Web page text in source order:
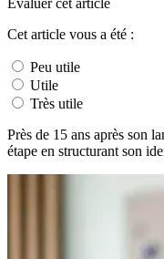
Cet article vous a été :
Peu utile
Utile
Très utile
Près de 15 ans après son
étape en structurant son